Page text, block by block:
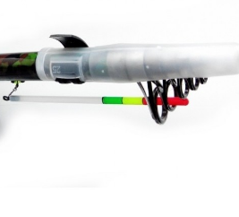
Удочки
Технопланктон